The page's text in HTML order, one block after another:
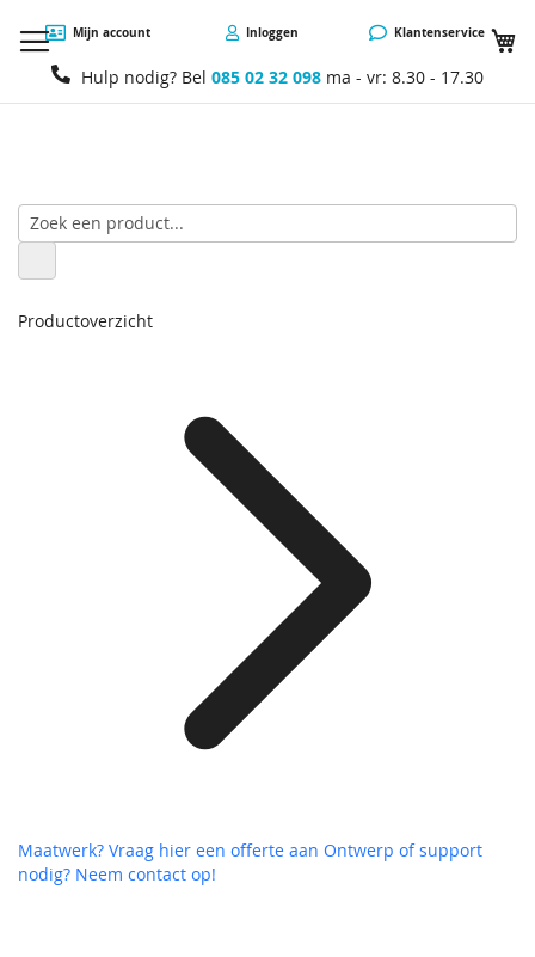
Mijn account Inloggen Klantenservice
Hulp nodig? Bel 085 02 32 098 ma - vr: 8.30 - 17.30
Productoverzicht
Maatwerk? Vraag hier een offerte aan Ontwerp of support
nodig? Neem contact op!